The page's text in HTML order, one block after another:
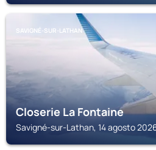
SAVIGNÉ-SUR-LATHAN
Closerie La Fontaine
Savigné-sur-Lathan, 14 agosto